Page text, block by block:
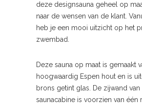
deze designsauna geheel op
naar de wensen van de klant.
heb je een mooi uitzicht op het
zwembad.
Deze sauna op maat is gemaakt
hoogwaardig Espen hout en is
brons getint glas. De zijwand van
saunacabine is voorzien van één